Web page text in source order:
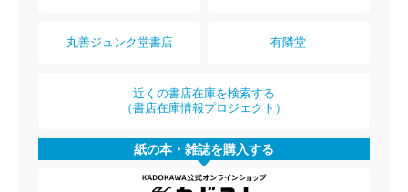
丸善ジュンク堂書店 有隣堂
近くの書店在庫を検索する
（書店在庫情報プロジェクト）
紙の本・雑誌を購入する